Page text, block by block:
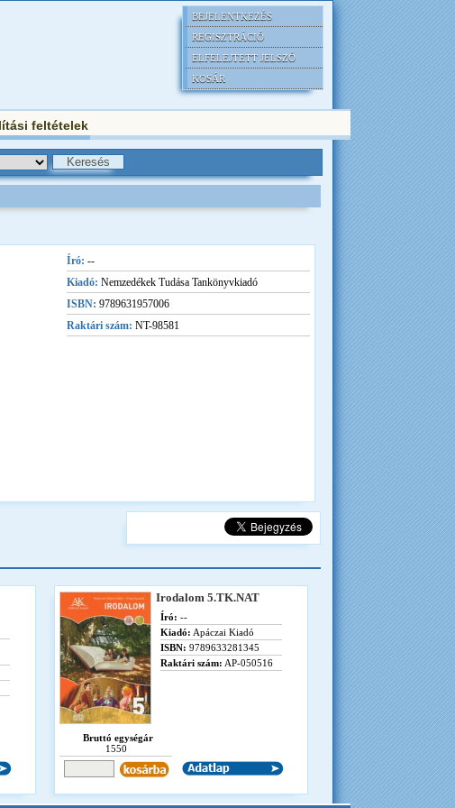
BEJELENTKEZÉS
REGISZTRÁCIÓ
ELFELEJTETT JELSZÓ
KOSÁR
feltételek
Író: --
Kiadó: Nemzedékek Tudása Tankönyvkiadó
ISBN: 9789631957006
Raktári szám: NT-98581
Irodalom 5.TK.NAT
Író: --
Kiadó: Apáczai Kiadó
ISBN: 9789633281345
Raktári szám: AP-050516
Bruttó egységár
1550